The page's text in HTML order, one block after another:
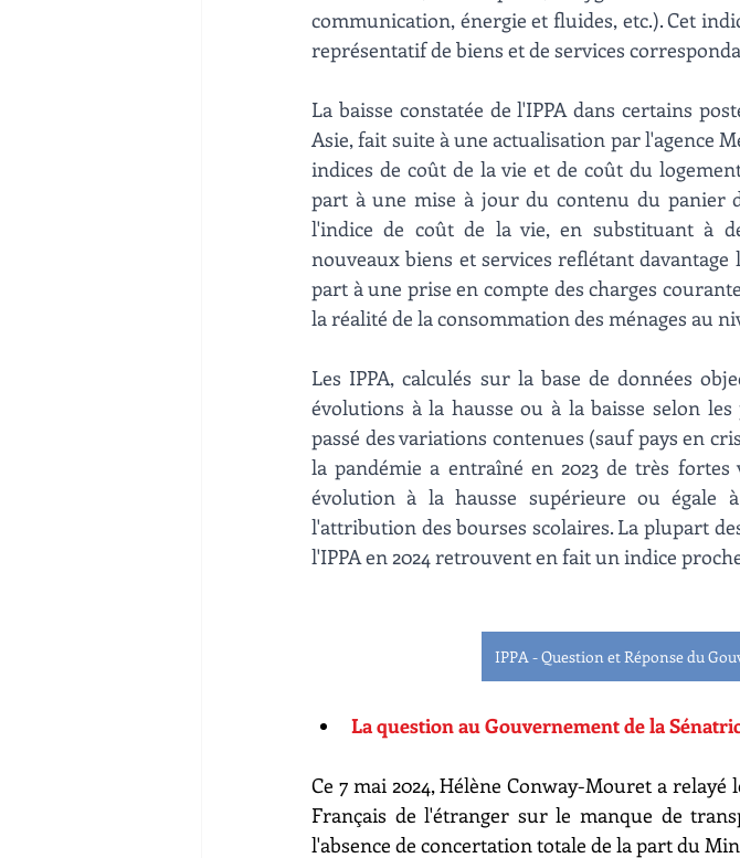
communication, énergie et fluides, etc.). Cet
représentatif de biens et de services
La baisse constatée de l'IPPA dans certains
Asie, fait suite à une actualisation par l'agence
indices de coût de la vie et de coût du
part à une mise à jour du contenu du panier
l'indice de coût de la vie, en substituant à
nouveaux biens et services reflétant
part à une prise en compte des charges
la réalité de la consommation des ménages au
Les IPPA, calculés sur la base de données
évolutions à la hausse ou à la baisse selon
passé des variations contenues (sauf pays en
la pandémie a entraîné en 2023 de très
évolution à la hausse supérieure ou égale
l'attribution des bourses scolaires. La plupart
l'IPPA en 2024 retrouvent en fait un indice
IPPA - Question et Réponse du
La question au Gouvernement de la
Ce 7 mai 2024, Hélène Conway-Mouret a
Français de l'étranger sur le manque de
l'absence de concertation totale de la part du